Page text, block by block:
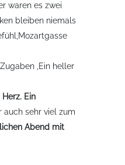
waren es zwei
bleiben niemals
,Ein heller
Ein
auch sehr viel zum
Abend mit